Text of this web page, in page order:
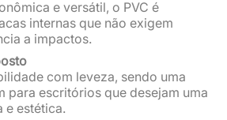
e versátil, o PVC é
internas que não exigem
a impactos.
com leveza, sendo uma
para escritórios que desejam uma
e estética.